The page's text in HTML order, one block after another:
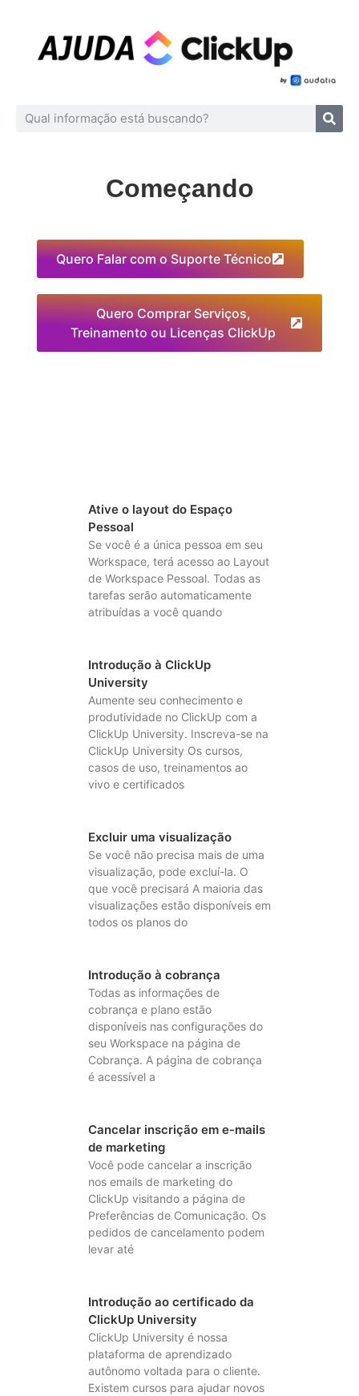
Começando
Quero Falar com o Suporte Técnico
Quero Comprar Serviços,
Treinamento ou Licenças ClickUp
Ative o layout do Espaço
Pessoal
Se você é a única pessoa em seu
Workspace, terá acesso ao Layout
de Workspace Pessoal. Todas as
tarefas serão automaticamente
atribuídas a você quando
Introdução à ClickUp
University
Aumente seu conhecimento e
produtividade no ClickUp com a
ClickUp University. Inscreva-se na
ClickUp University Os cursos,
casos de uso, treinamentos ao
vivo e certificados
Excluir uma visualização
Se você não precisa mais de uma
visualização, pode excluí-la. O
que você precisará A maioria das
visualizações estão disponíveis em
todos os planos do
Introdução à cobrança
Todas as informações de
cobrança e plano estão
disponíveis nas configurações do
seu Workspace na página de
Cobrança. A página de cobrança
é acessível a
Cancelar inscrição em e-mails
de marketing
Você pode cancelar a inscrição
nos emails de marketing do
ClickUp visitando a página de
Preferências de Comunicação. Os
pedidos de cancelamento podem
levar até
Introdução ao certificado da
ClickUp University
ClickUp University é nossa
plataforma de aprendizado
autônomo voltada para o cliente.
Existem cursos para ajudar novos